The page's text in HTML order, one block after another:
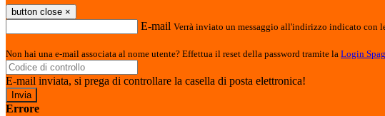
button close ×
E-mail Verrà inviato un messaggio all'indirizzo indicato con
Non hai una e-mail associata al nome utente? Effettua il reset della password tramite la Login
E-mail inviata, si prega di controllare la casella di posta elettronica!
Errore